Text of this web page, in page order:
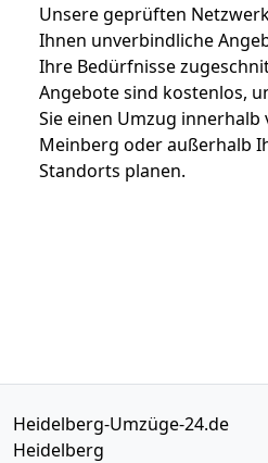
Unsere geprüften
Ihnen unverbindliche
Ihre Bedürfnisse
Angebote sind kostenlos,
Sie einen Umzug innerhalb
Meinberg oder außerhalb
Standorts planen.
Heidelberg-Umzüge-24.de
Heidelberg